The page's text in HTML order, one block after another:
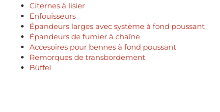
Citernes à lisier
Enfouisseurs
Épandeurs larges avec système à fond poussant
Épandeurs de fumier à chaîne
Accesoires pour bennes à fond poussant
Remorques de transbordement
Büffel